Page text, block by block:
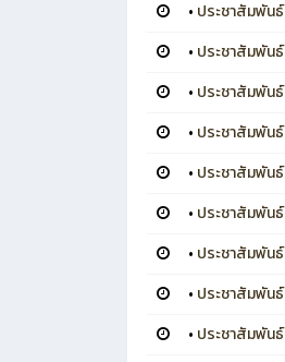
• ประชาสัมพันธ์
• ประชาสัมพันธ์
• ประชาสัมพันธ์
• ประชาสัมพันธ์
• ประชาสัมพันธ์
• ประชาสัมพันธ์
• ประชาสัมพันธ์
• ประชาสัมพันธ์
• ประชาสัมพันธ์